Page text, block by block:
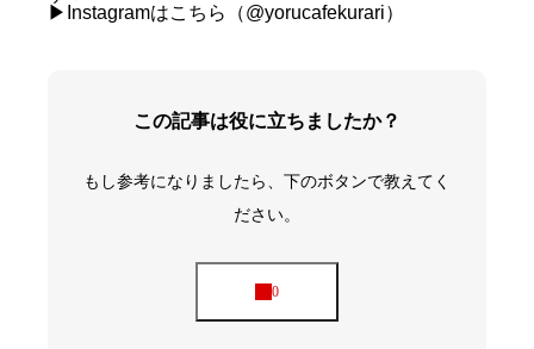
▶︎ Instagramはこちら（@yorucafekurari）
この記事は役に立ちましたか？
もし参考になりましたら、下のボタンで教えてく
ださい。
胸に響いた、あるお客さまの言葉